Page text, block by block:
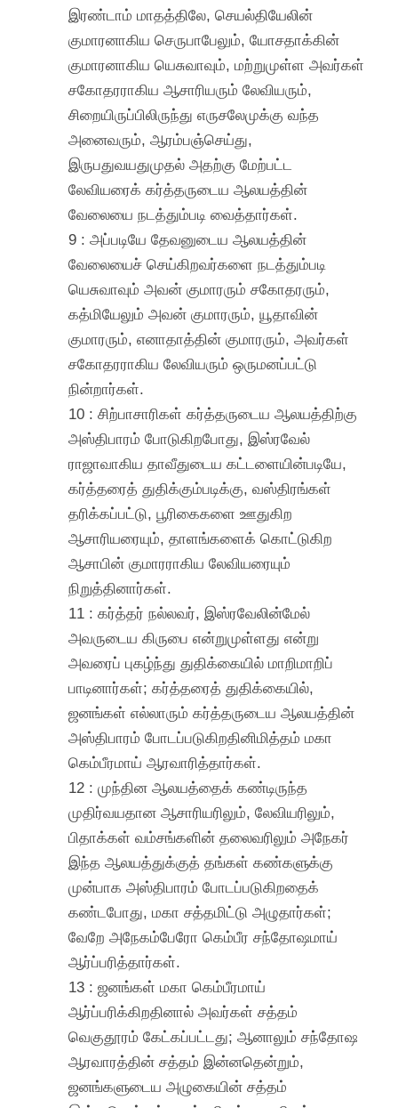
இரண்டாம் மாதத்திலே, செயல்தியேலின்
குமாரனாகிய செருபாபேலும், யோசதாக்கின்
குமாரனாகிய யெசுவாவும், மற்றுமுள்ள அவர்கள்
சகோதரராகிய ஆசாரியரும் லேவியரும்,
சிறையிருப்பிலிருந்து எருசலேமுக்கு வந்த
அனைவரும், ஆரம்பஞ்செய்து,
இருபதுவயதுமுதல் அதற்கு மேற்பட்ட
லேவியரைக் கர்த்தருடைய ஆலயத்தின்
வேலையை நடத்தும்படி வைத்தார்கள்.
9 : அப்படியே தேவனுடைய ஆலயத்தின்
வேலையைச் செய்கிறவர்களை நடத்தும்படி
யெசுவாவும் அவன் குமாரரும் சகோதரரும்,
கத்மியேலும் அவன் குமாரரும், யூதாவின்
குமாரரும், எனாதாத்தின் குமாரரும், அவர்கள்
சகோதரராகிய லேவியரும் ஒருமனப்பட்டு
நின்றார்கள்.
10 : சிற்பாசாரிகள் கர்த்தருடைய ஆலயத்திற்கு
அஸ்திபாரம் போடுகிறபோது, இஸ்ரவேல்
ராஜாவாகிய தாவீதுடைய கட்டளையின்படியே,
கர்த்தரைத் துதிக்கும்படிக்கு, வஸ்திரங்கள்
தரிக்கப்பட்டு, பூரிகைகளை ஊதுகிற
ஆசாரியரையும், தாளங்களைக் கொட்டுகிற
ஆசாபின் குமாரராகிய லேவியரையும்
நிறுத்தினார்கள்.
11 : கர்த்தர் நல்லவர், இஸ்ரவேலின்மேல்
அவருடைய கிருபை என்றுமுள்ளது என்று
அவரைப் புகழ்ந்து துதிக்கையில் மாறிமாறிப்
பாடினார்கள்; கர்த்தரைத் துதிக்கையில்,
ஜனங்கள் எல்லாரும் கர்த்தருடைய ஆலயத்தின்
அஸ்திபாரம் போடப்படுகிறதினிமித்தம் மகா
கெம்பீரமாய் ஆரவாரித்தார்கள்.
12 : முந்தின ஆலயத்தைக் கண்டிருந்த
முதிர்வயதான ஆசாரியரிலும், லேவியரிலும்,
பிதாக்கள் வம்சங்களின் தலைவரிலும் அநேகர்
இந்த ஆலயத்துக்குத் தங்கள் கண்களுக்கு
முன்பாக அஸ்திபாரம் போடப்படுகிறதைக்
கண்டபோது, மகா சத்தமிட்டு அழுதார்கள்;
வேறே அநேகம்பேரோ கெம்பீர சந்தோஷமாய்
ஆர்ப்பரித்தார்கள்.
13 : ஜனங்கள் மகா கெம்பீரமாய்
ஆர்ப்பரிக்கிறதினால் அவர்கள் சத்தம்
வெகுதூரம் கேட்கப்பட்டது; ஆனாலும் சந்தோஷ
ஆரவாரத்தின் சத்தம் இன்னதென்றும்,
ஜனங்களுடைய அழுகையின் சத்தம்